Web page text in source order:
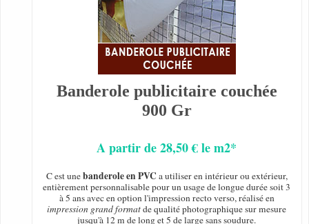
Banderole publicitaire couchée
900 Gr
A partir de 28,50 € le m2*
C est unebanderole en PVC a utiliser en intérieur ou extérieur,
entièrement personnalisable pour un usage de longue durée soit 3
à 5 ans avec en option l'impression recto verso, réalisé en
impression grand formatde qualité photographique sur mesure
jusqu'à 12 m de long et 5 de large sans soudure.